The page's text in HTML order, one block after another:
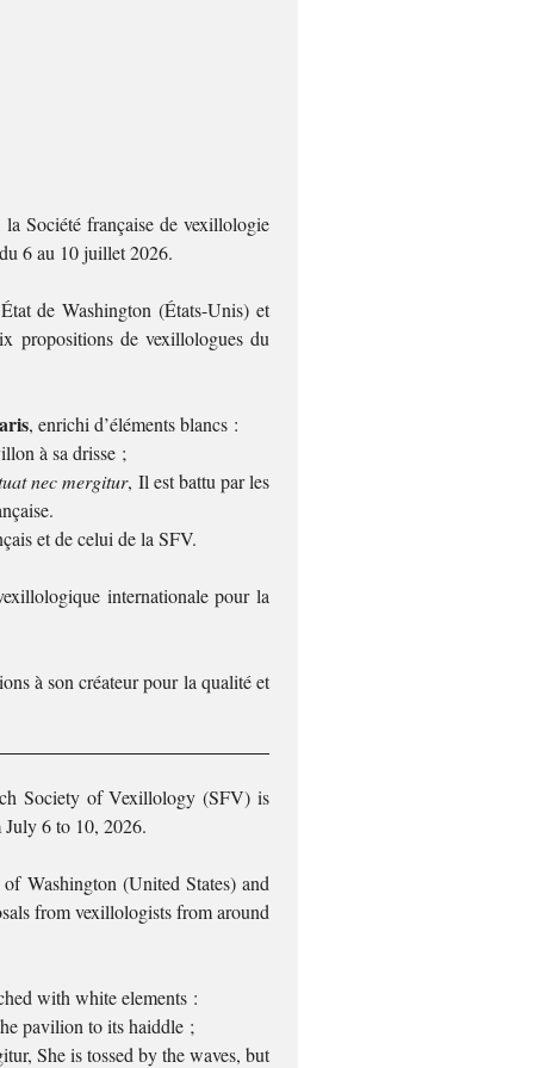
Société française de vexillologie
6 au 10 juillet 2026.
de Washington (États-Unis) et
propositions de vexillologues du
, enrichi d’éléments blancs :
à sa drisse ;
nec mergitur, Il est battu par les
et de celui de la SFV.
internationale pour la
à son créateur pour la qualité et
Society of Vexillology (SFV) is
6 to 10, 2026.
Washington (United States) and
from vexillologists from around
with white elements :
pavilion to its haiddle ;
She is tossed by the waves, but